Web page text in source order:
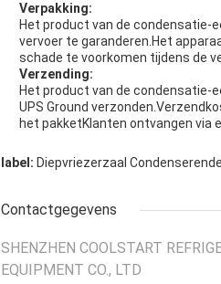
Verpakking:
Het product van de condensatie-
vervoer te garanderen.Het
schade te voorkomen tijdens de
Verzending:
Het product van de condensatie-
UPS Ground
het pakketKlanten ontvangen via
label: Diepvriezerzaal
Contactgegevens
SHENZHEN COOLSTART
EQUIPMENT CO., LTD